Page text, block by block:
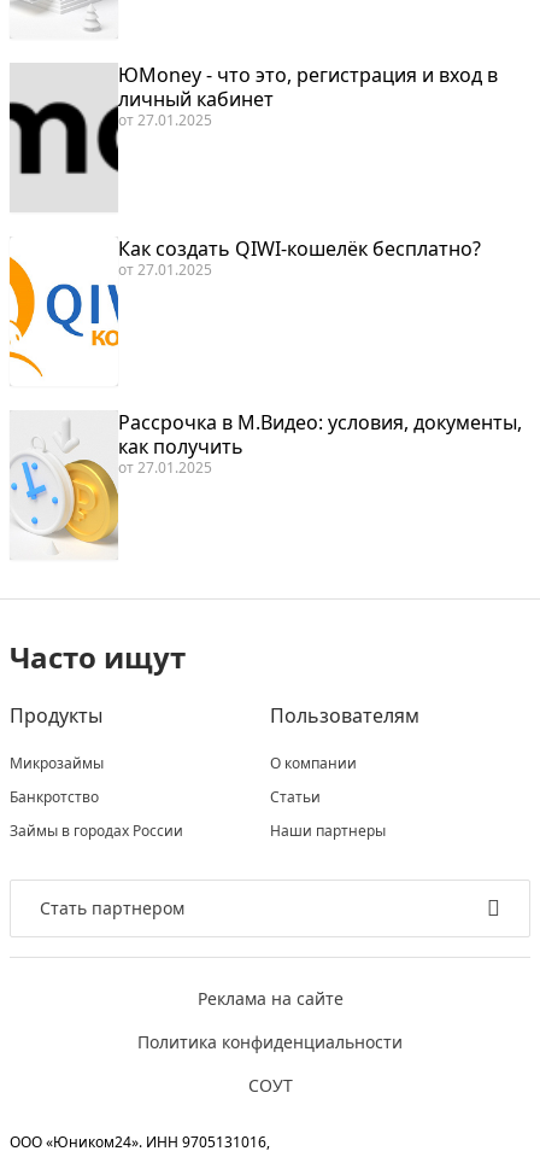
ЮMoney - что это, регистрация и вход в
личный кабинет
от27.01.2025
Как создать QIWI-кошелёк бесплатно?
от27.01.2025
Рассрочка в М.Видео: условия, документы,
как получить
от27.01.2025
Часто ищут
Продукты
Микрозаймы
Банкротство
Займы в городах России
Пользователям
О компании
Статьи
Наши партнеры
Стать партнером
Реклама на сайте
Политика конфиденциальности
СОУТ
ООО «Юником24». ИНН 9705131016,